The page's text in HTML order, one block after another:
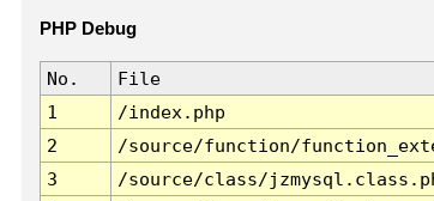
PHP Debug
No. File
1
/index.php
2
/source/function/
3
/source/class/